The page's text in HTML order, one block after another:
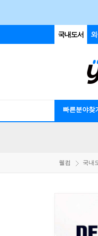
국내도서
빠른분야찾
웰컴 국내